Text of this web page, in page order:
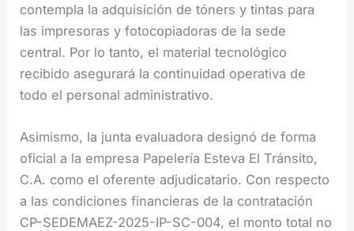
contempla la adquisición de tóners y tintas para
las impresoras y fotocopiadoras de la sede
central. Por lo tanto, el material tecnológico
recibido asegurará la continuidad operativa de
todo el personal administrativo.
Asimismo, la junta evaluadora designó de forma
oficial a la empresa Papelería Esteva El Tránsito,
C.A. como el oferente adjudicatario. Con respecto
a las condiciones financieras de la contratación
CP-SEDEMAEZ-2025-IP-SC-004, el monto total no